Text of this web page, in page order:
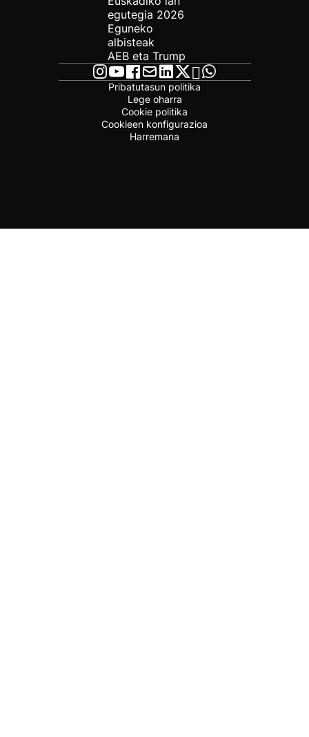
egutegia 2026
Eguneko
albisteak
AEB eta Trump
Pribatutasun politika
Lege oharra
Cookie politika
Cookieen konfigurazioa
Harremana